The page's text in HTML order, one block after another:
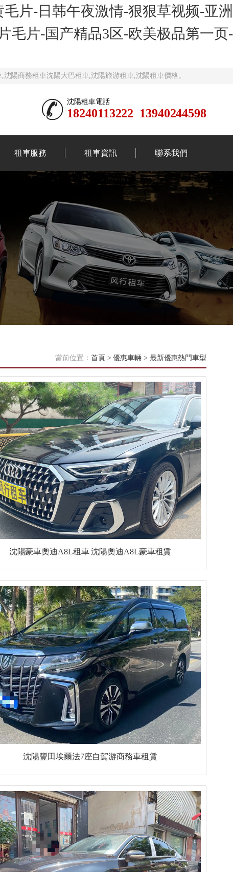
片-日韩午夜激情-狠狠草视频-亚洲
毛片-国产精品3区-欧美极品第一页-
陽商務租車沈陽大巴租車,沈陽旅游租車,沈陽租車價格。
沈陽租車電話
18240113222 13940244598
租車服務 租車資訊 聯系我們
當前位置： 首頁 >優惠車輛 > 最新優惠熱門車型
沈陽豪車奧迪A8L租車 沈陽奧迪A8L豪車租賃
沈陽豐田埃爾法7座自駕游商務車租賃